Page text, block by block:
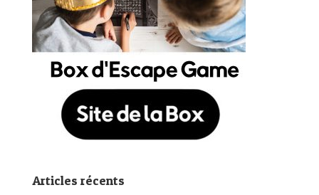
Articles récents